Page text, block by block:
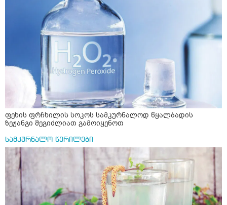
ფეხის ფრჩხილის სოკოს სამკურნალოდ წყალბადის
ზეჟანგი შეგიძლიათ გამოიყენოთ
სამკურნალო წერილები